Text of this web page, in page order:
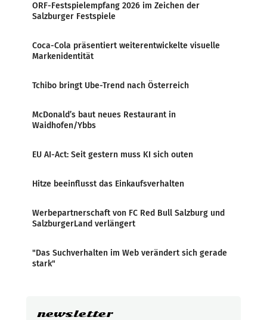
ORF-Festspielempfang 2026 im Zeichen der
Salzburger Festspiele
Coca-Cola präsentiert weiterentwickelte visuelle
Markenidentität
Tchibo bringt Ube-Trend nach Österreich
McDonald’s baut neues Restaurant in
Waidhofen/Ybbs
EU AI-Act: Seit gestern muss KI sich outen
Hitze beeinflusst das Einkaufsverhalten
Werbepartnerschaft von FC Red Bull Salzburg und
SalzburgerLand verlängert
"Das Suchverhalten im Web verändert sich gerade
stark"
newsletter